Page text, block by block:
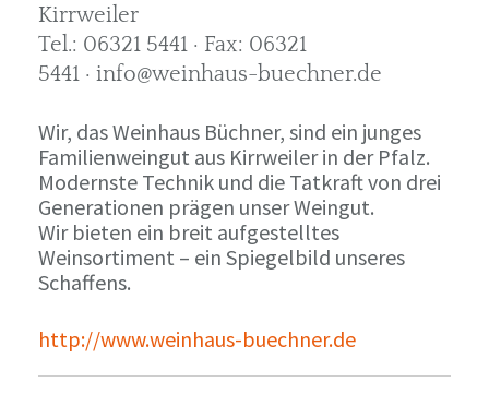
Kirrweiler
Tel.: 06321 5441 · Fax: 06321
5441 · info@weinhaus-buechner.de
Wir, das Weinhaus Büchner, sind ein junges
Familienweingut aus Kirrweiler in der Pfalz.
Modernste Technik und die Tatkraft von drei
Generationen prägen unser Weingut.
Wir bieten ein breit aufgestelltes
Weinsortiment – ein Spiegelbild unseres
Schaffens.
http://www.weinhaus-buechner.de